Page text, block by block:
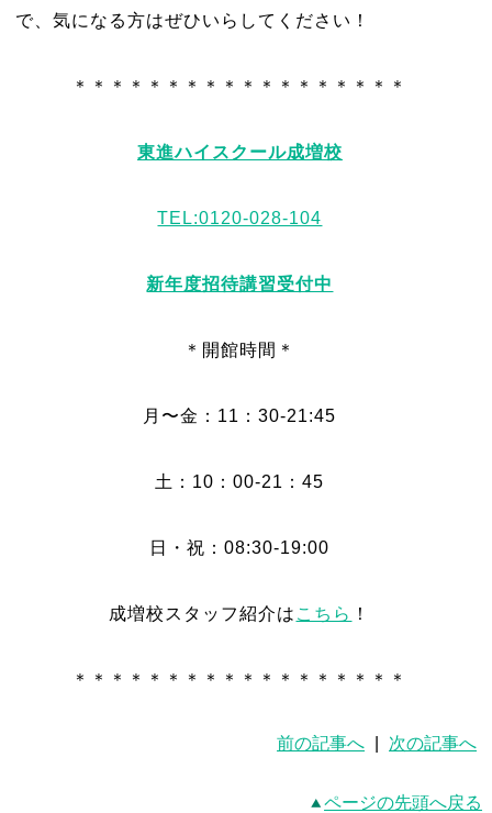
で、気になる方はぜひいらしてください！
＊＊＊＊＊＊＊＊＊＊＊＊＊＊＊＊＊＊
東進ハイスクール成増校
TEL:0120-028-104
新年度招待講習受付中
＊開館時間＊
月〜金：11：30-21:45
土：10：00-21：45
日・祝：08:30-19:00
成増校スタッフ紹介は こちら ！
＊＊＊＊＊＊＊＊＊＊＊＊＊＊＊＊＊＊
前の記事へ 次の記事へ
ページの先頭へ戻る